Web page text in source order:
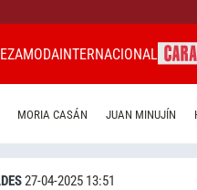
MODAINTERNACIONAL
MORIA CASÁN JUAN MINUJÍN
27-04-2025 13:51